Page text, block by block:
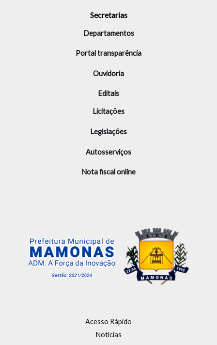
Secretarias
Departamentos
Portal transparência
Ouvidoria
Editais
Licitações
Legislações
Autosserviços
Nota fiscal online
Acesso Rápido
Notícias